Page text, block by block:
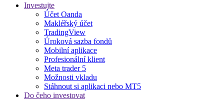
Investujte
Účet Oanda
Makléřský účet
TradingView
Úroková sazba fondů
Mobilní aplikace
Profesionální klient
Meta trader 5
Možnosti vkladu
Stáhnout si aplikaci nebo MT5
Do čeho investovat